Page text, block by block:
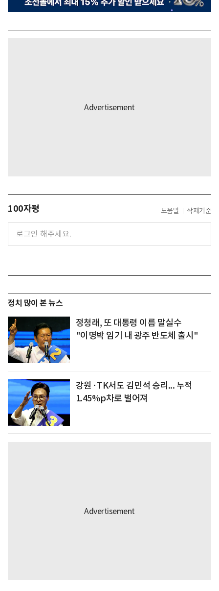
100자평 도움말 삭제기준
정치 많이 본 뉴스
정청래, 또 대통령 이름 말실수
"이명박 임기 내 광주 반도체 출시"
강원·TK서도 김민석 승리... 누적
1.45%p차로 벌어져